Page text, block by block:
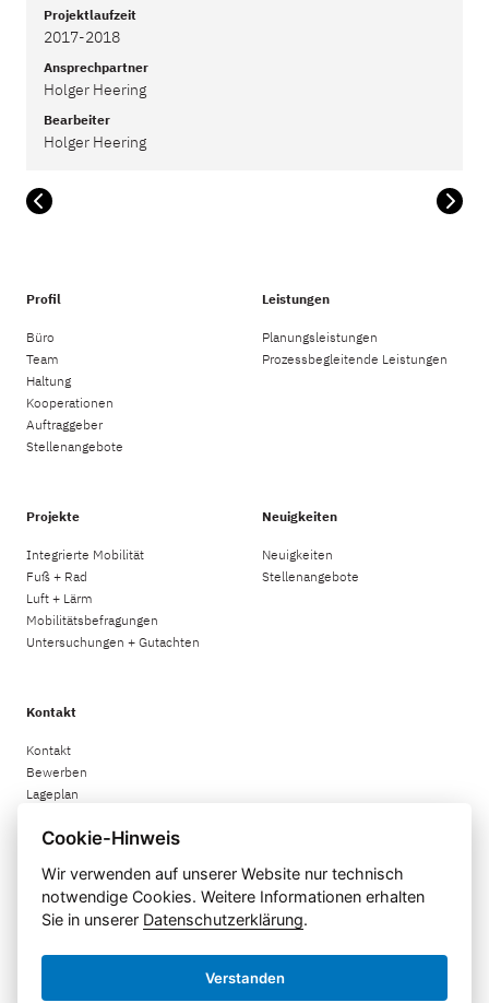
Projektlaufzeit
2017-2018
Ansprechpartner
Holger Heering
Bearbeiter
Holger Heering
Profil
Büro
Team
Haltung
Kooperationen
Auftraggeber
Stellenangebote
Leistungen
Planungsleistungen
Prozessbegleitende Leistungen
Projekte
Integrierte Mobilität
Fuß + Rad
Luft + Lärm
Mobilitätsbefragungen
Untersuchungen + Gutachten
Neuigkeiten
Neuigkeiten
Stellenangebote
Kontakt
Kontakt
Bewerben
Lageplan
Rechtliches
Impressum
Datenschutzerklärung
Cookie-Hinweis
Wir verwenden auf unserer Website nur technisch
notwendige Cookies. Weitere Informationen erhalten
Sie in unserer Datenschutzerklärung.
Verstanden